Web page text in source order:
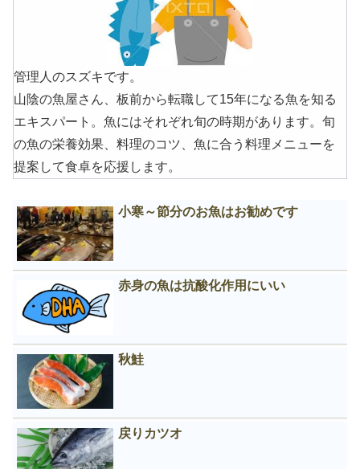
管理人のスズキです。
山陰の魚屋さん、板前から転職して15年になる魚を知る
エキスパート。魚にはそれぞれ旬の時期があります。旬
の魚の栄養効果、料理のコツ、魚に合う料理メニューを
提案して食卓を応援します。
小寒～節分のお魚はお勧めです
赤身の魚は抗酸化作用にいい
秋鮭
戻りカツオ